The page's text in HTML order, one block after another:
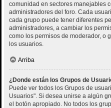
comunidad en sectores manejables
administradores del foro. Cada
cada grupo puede tener diferentes
administradores, a cambiar los
como los permisos de moderador, o
los usuarios.
Arriba
¿Donde están los Grupos de
Puede ver todos los Grupos de
Usuarios". Si desea unirse a algún
el botón apropiado. No todos los